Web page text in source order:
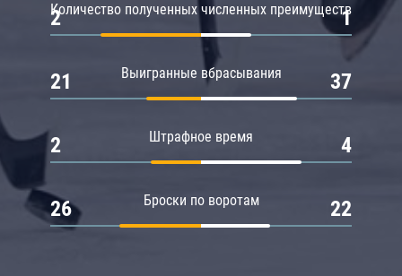
Количество полученных численных преимуществ
2 1
Выигранные вбрасывания
21 37
Штрафное время
2 4
Броски по воротам
26 22